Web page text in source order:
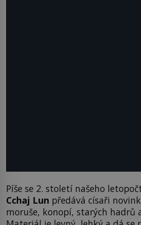
Píše se 2. století našeho
Cchaj Lun předává císaři
moruše, konopí, starých hadrů